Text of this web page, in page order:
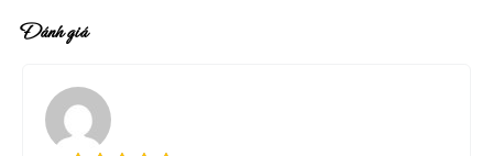
Đánh giá